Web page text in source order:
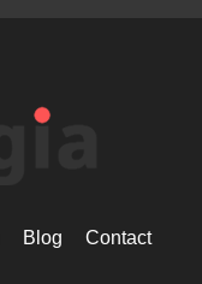
Blog Contact